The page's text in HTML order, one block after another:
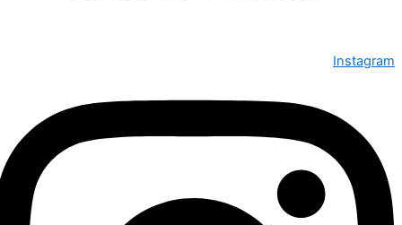
Instagram